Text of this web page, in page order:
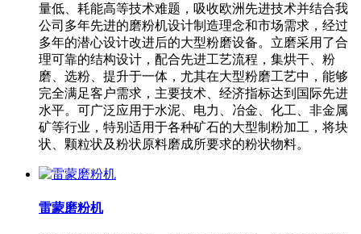
量低、耗能高等技术难题，吸收欧洲先进技术并结合我
公司多年先进的磨粉机设计制造理念和市场需求，经过
多年的潜心设计改进后的大型粉磨设备。立磨采用了合
理可靠的结构设计，配合先进工艺流程，集烘干、粉
磨、选粉、提升于一体，尤其在大型粉磨工艺中，能够
完全满足客户需求，主要技术、经济指标达到国际先进
水平。可广泛应用于水泥、电力、冶金、化工、非金属
矿等行业，特别适用于各种矿石的大型制粉加工，将块
状、颗粒状及粉状原料磨成所要求的粉状物料。
雷蒙磨粉机